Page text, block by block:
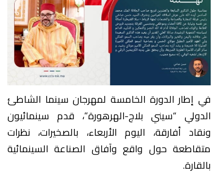
في إطار الدورة الخامسة لمهرجان سينما الشاطئ
الدولي “سيني بلاج-الهرهورة”، قدم سينمائيون
ونقاد أفارقة، اليوم الأربعاء، بالصخيرات، نظرات
متقاطعة حول واقع وآفاق الصناعة السينمائية
بالقارة.